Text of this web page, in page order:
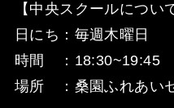
【中央スクールについ
日にち：毎週木曜日
時間 ：18:30~19:45
場所 ：桑園ふれあい